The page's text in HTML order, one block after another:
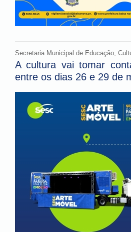
Secretaria Municipal de Educação,
A cultura vai tomar
entre os dias 26 e 29 de